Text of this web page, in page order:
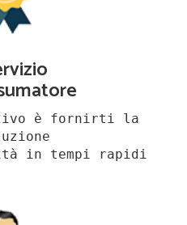
è fornirti la
in tempi rapidi